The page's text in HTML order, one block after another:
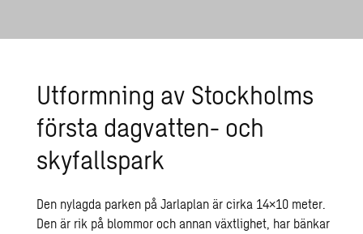
Utformning av Stockholms
första dagvatten- och
skyfallspark
Den nylagda parken på Jarlaplan är cirka 14×10 meter.
Den är rik på blommor och annan växtlighet, har bänkar